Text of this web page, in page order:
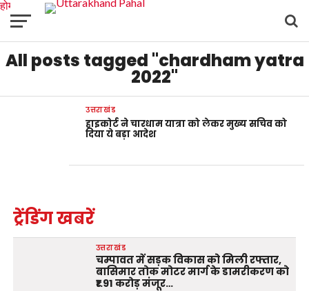
होम
उत्तराखंडअल्मोड़ाउत्तरकाशीउधम सिंह नगरचंपावतचमोलीटिहरी गढ़वाल
देहरादून नैनीतालपिथौरागढ़पौड़ी गढ़वालबागेश्वररुद्रप्रयागहरिद्वारदेशदुनिया
मनोरंजन
All posts tagged "chardham yatra
2022"
उत्तराखंड
हाइकोर्ट ने चारधाम यात्रा को लेकर मुख्य सचिव को
दिया ये बड़ा आदेश
ट्रेंडिंग खबरें
उत्तराखंड
चम्पावत में सड़क विकास को मिली रफ्तार,
बासिमार तोक मोटर मार्ग के डामरीकरण को
₹1.91 करोड़ मंजूर…